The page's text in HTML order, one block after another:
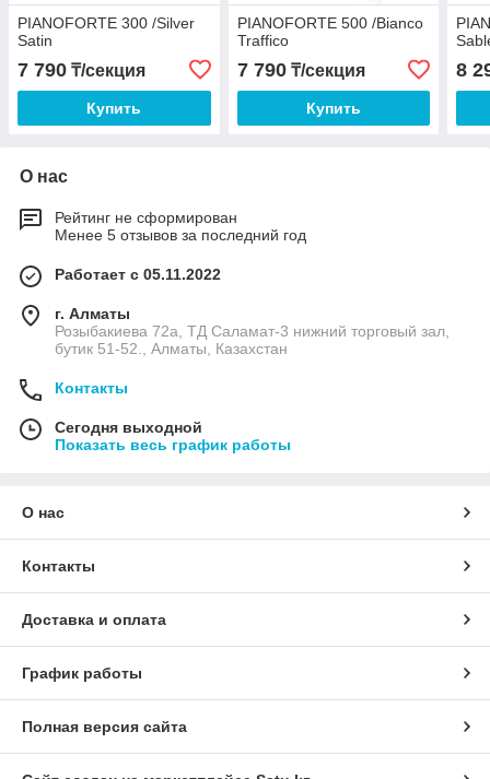
PIANOFORTE 300 /Silver
Satin
7 790 ₸/секция
Купить
PIANOFORTE 500 /Bianco
Traffico
7 790₸/секция
Купить
8
О нас
Рейтинг не сформирован
Менее 5 отзывов за последний год
Работает с 05.11.2022
г. Алматы
Розыбакиева 72а, ТД Саламат-3 нижний торговый зал,
бутик 51-52., Алматы, Казахстан
Контакты
Сегодня выходной
Показать весь график работы
О нас
Контакты
Доставка и оплата
График работы
Полная версия сайта